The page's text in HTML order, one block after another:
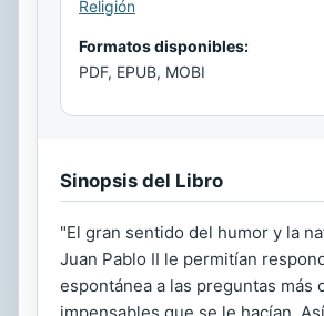
Religión
Formatos disponibles:
PDF, EPUB, MOBI
Sinopsis del Libro
"El gran sentido del humor y la
Juan Pablo II le permitían
espontánea a las preguntas más